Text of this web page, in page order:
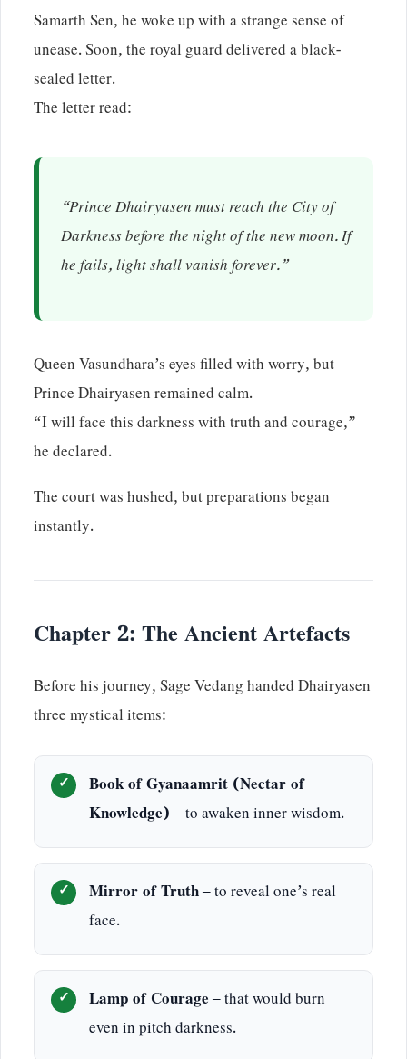
Samarth Sen, he woke up with a strange sense of
unease. Soon, the royal guard delivered a black-
sealed letter.
The letter read:
“Prince Dhairyasen must reach the City of
Darkness before the night of the new moon. If
he fails, light shall vanish forever.”
Queen Vasundhara’s eyes filled with worry, but
Prince Dhairyasen remained calm.
“I will face this darkness with truth and courage,”
he declared.
The court was hushed, but preparations began
instantly.
Chapter 2: The Ancient Artefacts
Before his journey, Sage Vedang handed Dhairyasen
three mystical items:
Book of Gyanaamrit (Nectar of
Knowledge)– to awaken inner wisdom.
Mirror of Truth– to reveal one’s real
face.
Lamp of Courage– that would burn
even in pitch darkness.